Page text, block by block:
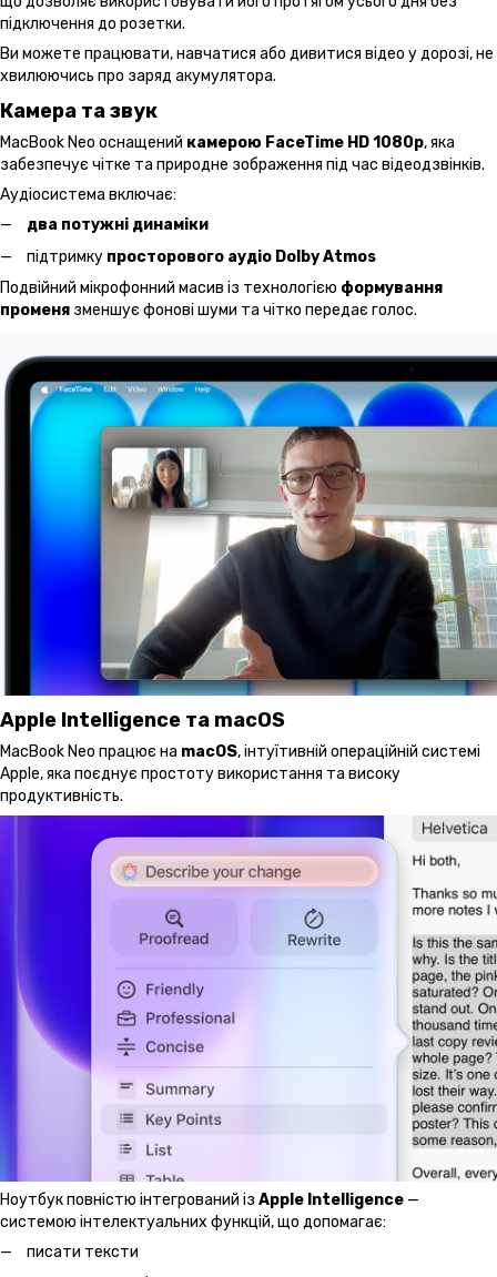
підключення до розетки.
Ви можете працювати, навчатися або дивитися відео у дорозі, не
хвилюючись про заряд акумулятора.
Камера та звук
MacBook Neo оснащений камерою FaceTime HD 1080p, яка
забезпечує чітке та природне зображення під час відеодзвінків.
Аудіосистема включає:
два потужні динаміки
підтримку просторового аудіо Dolby Atmos
Подвійний мікрофонний масив із технологією формування
променя зменшує фонові шуми та чітко передає голос.
Apple Intelligence та macOS
MacBook Neo працює на macOS, інтуїтивній операційній системі
Apple, яка поєднує простоту використання та високу
продуктивність.
Ноутбук повністю інтегрований із Apple Intelligence —
системою інтелектуальних функцій, що допомагає:
писати тексти